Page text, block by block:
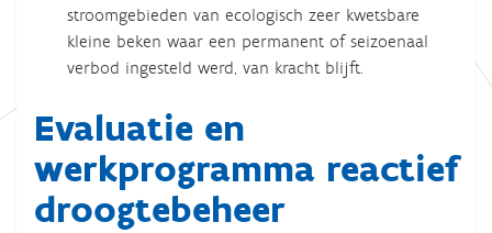
stroomgebieden van ecologisch zeer kwetsbare
kleine beken waar een permanent of seizoenaal
verbod ingesteld werd, van kracht blijft.
Evaluatie en
werkprogramma reactief
droogtebeheer